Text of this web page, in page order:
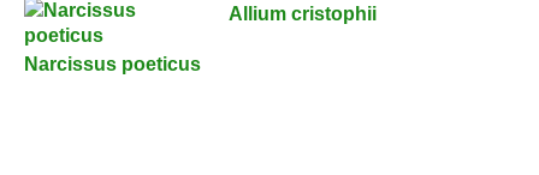
Narcissus poeticus
Allium cristophii